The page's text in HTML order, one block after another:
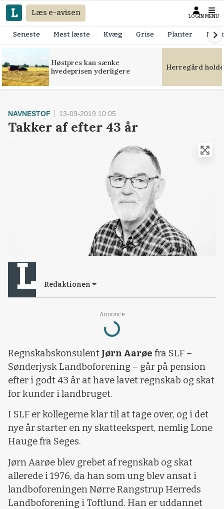
Læs e-avisen LOGIN MENU
Seneste Mest læste Kvæg Grise Planter
Høstpres kan sænke
hvedeprisen yderligere
Herregård
Annonce
Loading...
NAVNESTOF 13-09-2019 10:05
Takker af efter 43 år
Redaktionen
Regnskabskonsulent Jørn Aarøe fra SLF –
Sønderjysk Landboforening – går på pension
efter i godt 43 år at have lavet regnskab og skat
for kunder i landbruget.
I SLF er kollegerne klar til at tage over, og i det
nye år starter en ny skatteekspert, nemlig Lone
Hauge fra Seges.
Jørn Aarøe blev grebet af regnskab og skat
allerede i 1976, da han som ung blev ansat i
landboforeningen Nørre Rangstrup Herreds
Landboforening i Toftlund. Han er uddannet